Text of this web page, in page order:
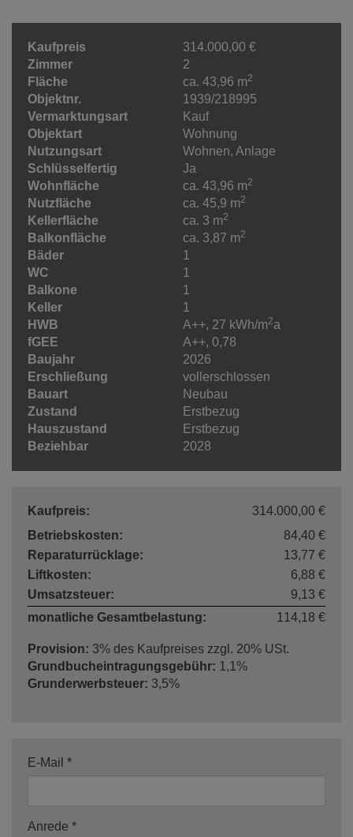
Kaufpreis
314.000,00 €
Zimmer
2
Fläche
ca. 43,96 m2
Objektnr.
1939/218995
Vermarktungsart
Kauf
Objektart
Wohnung
Nutzungsart
Wohnen Anlage
Schlüsselfertig
Ja
Wohnfläche
ca. 43,96 m2
Nutzfläche ca. 45,9 m2
Kellerfläche ca. 3 m2
Balkonfläche ca. 3,87 m2
Bäder
1
WC
1
Balkone
1
Keller
1
HWB
A++, 27 kWh/m2a
fGEE
A++, 0,78
Baujahr
2026
Erschließung
vollerschlossen
Bauart
Neubau
Zustand
Erstbezug
Hauszustand
Erstbezug
Beziehbar
2028
Kaufpreis:
314.000,00 €
Betriebskosten:
84,40 €
Reparaturrücklage:
13,77 €
Liftkosten:
6,88 €
Umsatzsteuer:
9,13 €
monatliche Gesamtbelastung:
114,18 €
Provision: 3% des Kaufpreises zzgl. 20% USt.
Grundbucheintragungsgebühr: 1,1%
Grunderwerbsteuer: 3,5%
E-Mail
Anrede